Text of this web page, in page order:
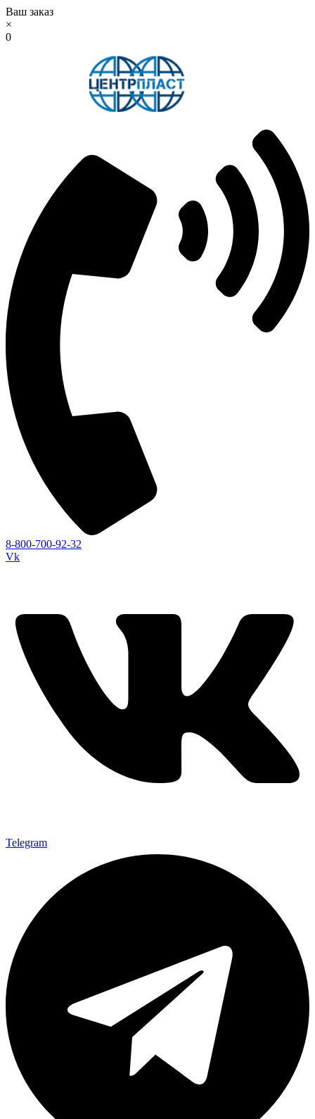
Ваш заказ
×
0
8-800-700-92-32
Vk
Telegram